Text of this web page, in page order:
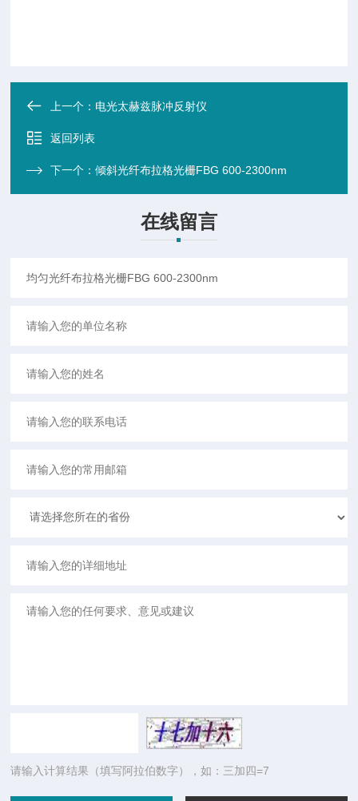
上一个： 电光太赫兹脉冲反射仪
返回列表
下一个：倾斜光纤布拉格光栅FBG 600-2300nm
在线留言
请输入计算结果（填写阿拉伯数字），如：三加四=7